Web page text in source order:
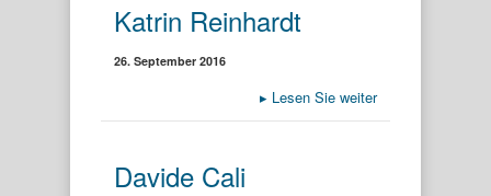
Katrin Reinhardt
26. September 2016
▸ Lesen Sie weiter
Davide Cali